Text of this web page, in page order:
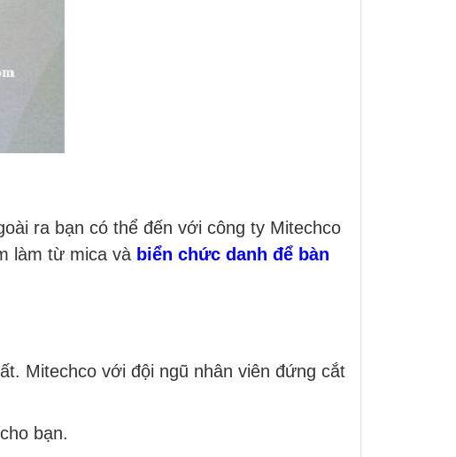
ra bạn có thể đến với công ty Mitechco
làm từ mica và biển chức danh để bàn
Mitechco với đội ngũ nhân viên đứng cắt
bạn.